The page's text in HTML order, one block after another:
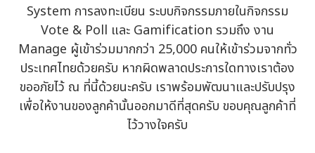
System การลงทะเบียน ระบบกิจกรรมภายในกิจกรรม
Vote & Poll และ Gamification รวมถึง งาน
Manage ผู้เข้าร่วมมากกว่า 25,000 คนให้เข้าร่วมจากทั่ว
ประเทศไทยด้วยครับ หากผิดพลาดประการใดทางเราต้อง
ขออภัยไว้ ณ ที่นี้ด้วยนะครับ เราพร้อมพัฒนาและปรับปรุง
เพื่อให้งานของลูกค้านั้นออกมาดีที่สุดครับ ขอบคุณลูกค้าที่
ไว้วางใจครับ